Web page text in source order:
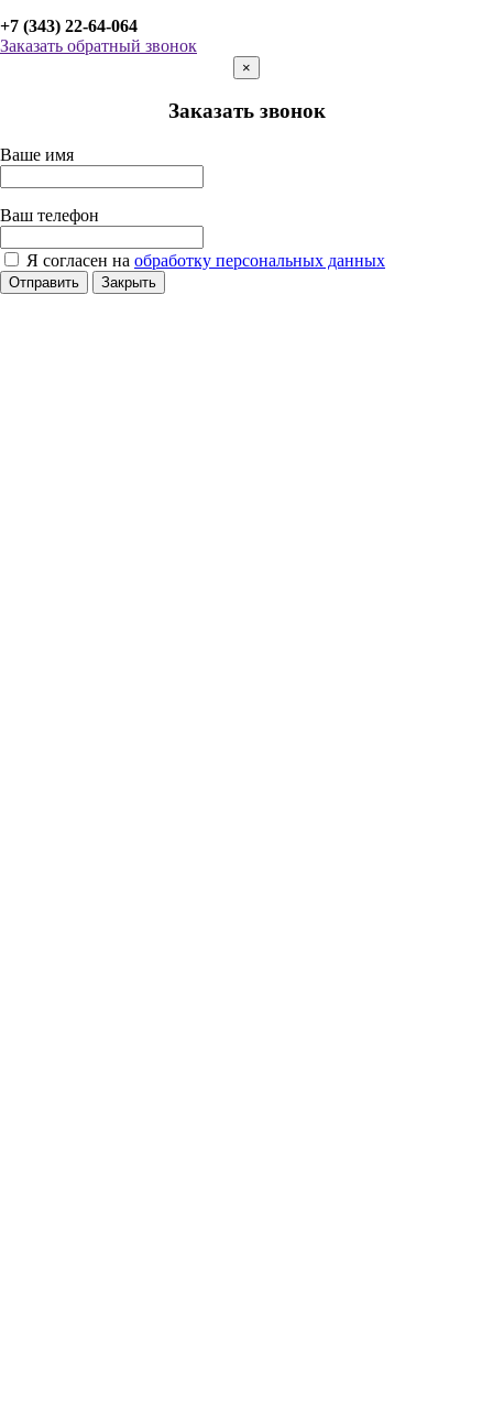
+7 (343) 22-64-064
Заказать обратный звонок
×
Заказать звонок
Ваше имя
Ваш телефон
Я согласен на обработку персональных данных
Отправить Закрыть